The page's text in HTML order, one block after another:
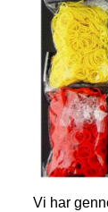
Vi har